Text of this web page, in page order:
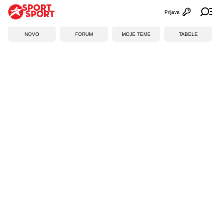
Otvori
Prijava
NOVO FORUM MOJE TEME TABELE